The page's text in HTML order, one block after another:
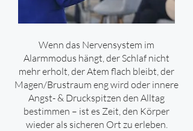
Wenn das Nervensystem im
Alarmmodus hängt, der Schlaf nicht
mehr erholt, der Atem flach bleibt, der
Magen/Brustraum eng wird oder innere
Angst- & Druckspitzen den Alltag
bestimmen – ist es Zeit, den Körper
wieder als sicheren Ort zu erleben.